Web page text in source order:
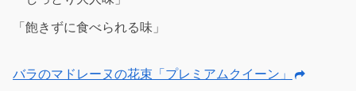
「飽きずに食べられる味」
バラのマドレーヌの花束「プレミアムクイーン」